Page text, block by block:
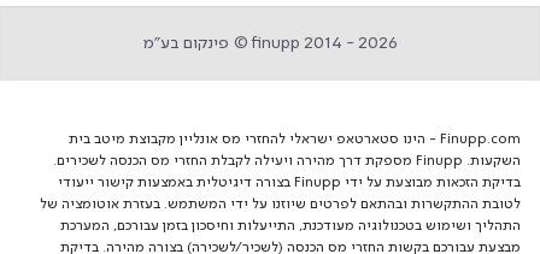
finupp 2014 - 2026 © פינקום בע״מ
Finupp.com - הינו סטארטאפ ישראלי להחזרי מס אונליין מקבוצת מיטב בית
השקעות. Finupp מספקת דרך מהירה ויעילה לקבלת החזרי מס הכנסה לשכירים.
בדיקת הזכאות מבוצעת על ידי Finupp בצורה דיגיטלית באמצעות קישור ייעודי
לטובת ההתקשרות ובהתאם לפרטים שיוזנו על ידי המשתמש. בעזרת אוטומציה של
התהליך ושימוש בטכנולוגיה מעודכנת, התייעלות וחיסכון בזמן עבורכם, המערכת
מבצעת עבורכם בקשות החזרי מס הכנסה (לשכיר/לשכירה) בצורה מהירה. בדיקת